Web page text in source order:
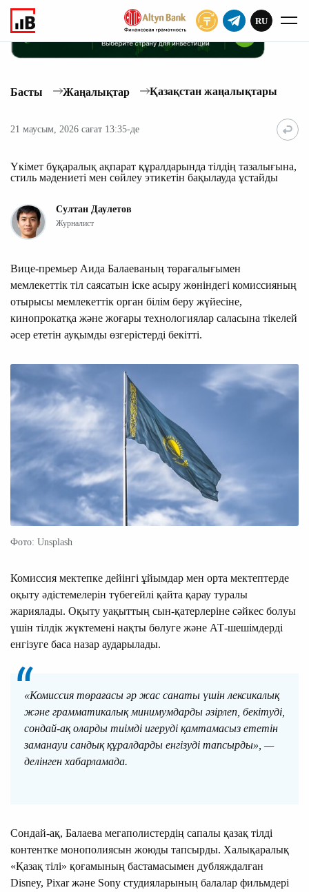
ЖАЗЫЛУ
RU
Басты Жаңалықтар Қазақстан жаңалықтары
21 маусым, 2026 сағат 13:35-де
Үкімет бұқаралық ақпарат құралдарында тілдің тазалығына,
стиль мәдениеті мен сөйлеу этикетін бақылауда ұстайды
Султан Даулетов
Журналист
Вице-премьер Аида Балаеваның төрағалығымен
мемлекеттік тіл саясатын іске асыру жөніндегі комиссияның
отырысы мемлекеттік орган білім беру жүйесіне,
кинопрокатқа және жоғары технологиялар саласына тікелей
әсер ететін ауқымды өзгерістерді бекітті.
Фото: Unsplash
Комиссия мектепке дейінгі ұйымдар мен орта мектептерде
оқыту әдістемелерін түбегейлі қайта қарау туралы
жариялады. Оқыту уақыттың сын-қатерлеріне сәйкес болуы
үшін тілдік жүктемені нақты бөлуге және АТ-шешімдерді
енгізуге баса назар аударылады.
«Комиссия төрағасы әр жас санаты үшін лексикалық
және грамматикалық минимумдарды әзірлеп, бекітуді,
сондай-ақ оларды тиімді игеруді қамтамасыз ететін
заманауи сандық құралдарды енгізуді тапсырды», —
делінген хабарламада.
Сондай-ақ, Балаева мегаполистердің сапалы қазақ тілді
контентке монополиясын жоюды тапсырды. Халықаралық
«Қазақ тілі» қоғамының бастамасымен дубляждалған
Disney, Pixar және Sony студияларының балалар фильмдері